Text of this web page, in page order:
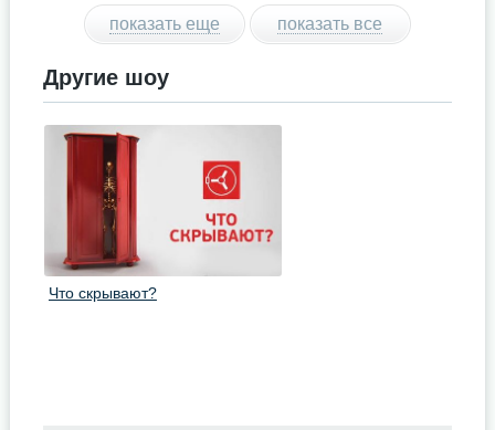
показать еще показать все
Другие шоу
Что скрывают?